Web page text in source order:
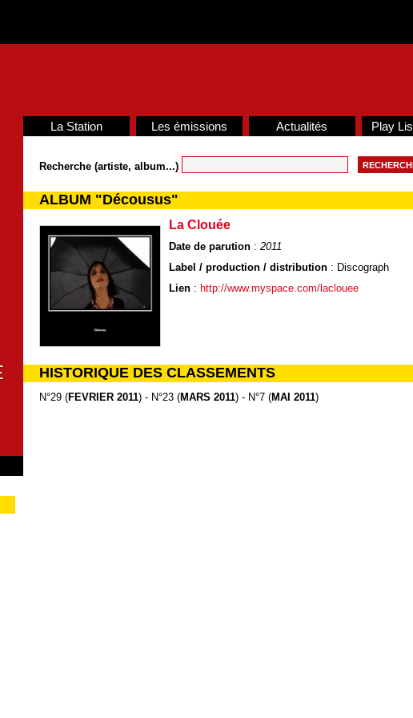
La Station Les émissions Actualités Play
Recherche (artiste, album...)
ALBUM "Décousus"
La Clouée
Date de parution: 2011
Label / production / distribution: Discograph
Lien: http://www.myspace.com/laclouee
HISTORIQUE DES CLASSEMENTS
N°29 (FEVRIER 2011) - N°23 (MARS 2011) - N°7 (MAI 2011)